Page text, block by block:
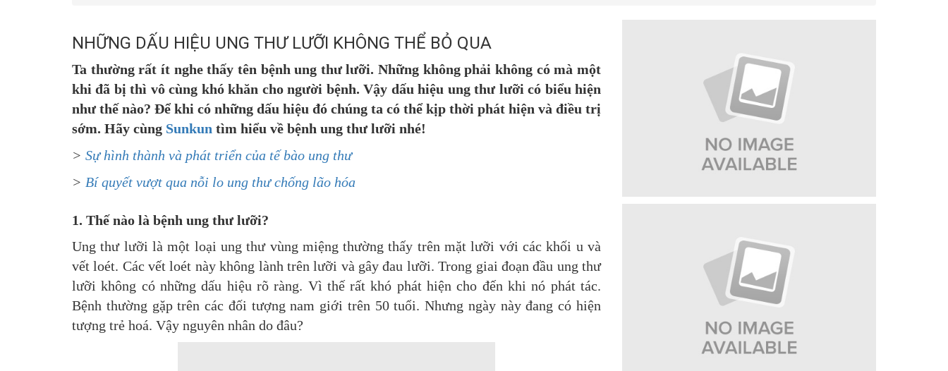
NHỮNG DẤU HIỆU UNG THƯ LƯỠI KHÔNG THỂ BỎ QUA
Ta thường rất ít nghe thấy tên bệnh ung thư lưỡi. Những không phải không có mà một
khi đã bị thì vô cùng khó khăn cho người bệnh. Vậy dấu hiệu ung thư lưỡi có biểu hiện
như thế nào? Để khi có những dấu hiệu đó chúng ta có thể kịp thời phát hiện và điều trị
sớm. Hãy cùng Sunkun tìm hiểu về bệnh ung thư lưỡi nhé!
> Sự hình thành và phát triển của tế bào ung thư
> Bí quyết vượt qua nỗi lo ung thư chống lão hóa
1. Thế nào là bệnh ung thư lưỡi?
Ung thư lưỡi là một loại ung thư vùng miệng thường thấy trên mặt lưỡi với các khối u và
vết loét. Các vết loét này không lành trên lưỡi và gây đau lưỡi. Trong giai đoạn đầu ung thư
lưỡi không có những dấu hiệu rõ ràng. Vì thế rất khó phát hiện cho đến khi nó phát tác.
Bệnh thường gặp trên các đối tượng nam giới trên 50 tuổi. Nhưng ngày này đang có hiện
tượng trẻ hoá. Vậy nguyên nhân do đâu?